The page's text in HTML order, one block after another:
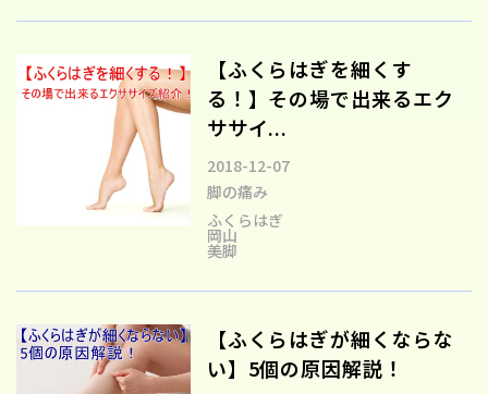
【ふくらはぎを細くす
る！】その場で出来るエク
ササイ...
2018-12-07
脚の痛み
ふくらはぎ
岡山
美脚
【ふくらはぎが細くならな
い】5個の原因解説！